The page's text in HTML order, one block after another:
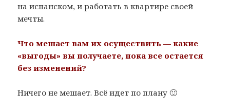
на испанском, и работать в квартире своей
мечты.
Что мешает вам их осуществить — какие
«выгоды» вы получаете, пока все остается
без изменений?
Ничего не мешает. Всё идет по плану 🙂